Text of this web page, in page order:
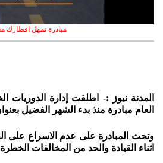
مبادرة تمهل افطارك
المدنة نيوز :- اطلقت إدارة الدوريات
العام مبادرة منذ بدء الشهر الفضيل
وتحث المبادرة على عدم الاسراع على
اثناء القيادة والحد من المخالفات